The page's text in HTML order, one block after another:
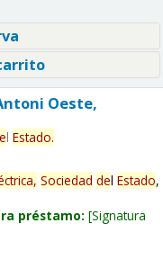
Oeste,
l Estado.
Sociedad del Estado,
préstamo: Signatura